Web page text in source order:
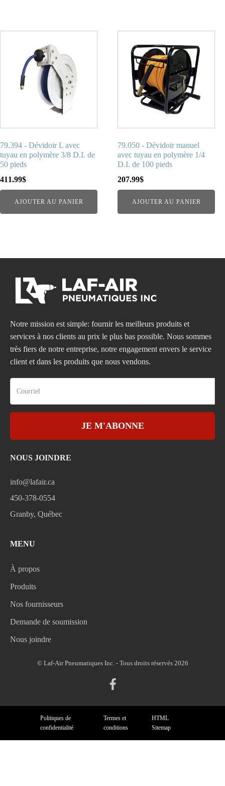
79.394 - Dévidoir L avec
tuyau en polymère 3/8 D.I. de
50 pieds
411.99$
AJOUTER AU PANIER
79.050 - Dévidoir manuel
avec tuyau en polymère 1/4
D.I. de 100 pieds
207.99$
AJOUTER AU PANIER
Notre mission est simple: fournir les meilleurs produits et
services à nos clients au prix le plus bas possible. Nous sommes
très fiers de notre entreprise, notre engagement envers le service
client et dans les produits que nous vendons.
JE M'ABONNE
NOUS JOINDRE
info@lafair.ca
450-378-0554
Granby, Québec
MENU
À propos
Produits
Nos fournisseurs
Demande de soumission
Nous joindre
© Laf-Air Pneumatiques Inc. - Tous droits réservés 2026
Politiques de
confidentialité
Termes et
conditions
HTML
Sitemap